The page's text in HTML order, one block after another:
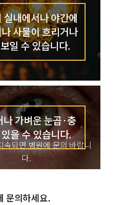
실내에서나 야간에
나사물이 흐리거나
일 수 있습니다.
나 가벼운 눈곱·충
있을 수 있습니다.
속되면 병원에 문의 바랍니
다.
문의하세요.